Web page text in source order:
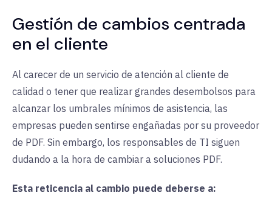
Gestión de cambios centrada
en el cliente
Al carecer de un servicio de atención al cliente de
calidad o tener que realizar grandes desembolsos para
alcanzar los umbrales mínimos de asistencia, las
empresas pueden sentirse engañadas por su proveedor
de PDF. Sin embargo, los responsables de TI siguen
dudando a la hora de cambiar a soluciones PDF.
Esta reticencia al cambio puede deberse a: